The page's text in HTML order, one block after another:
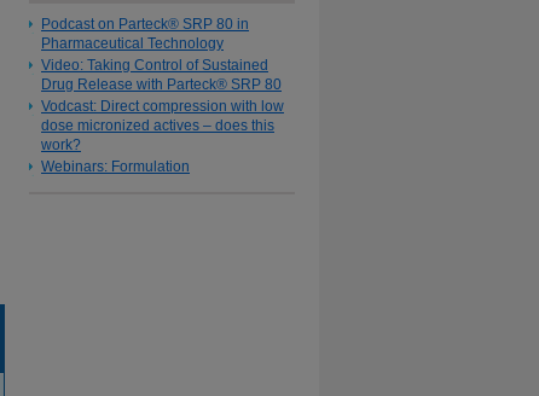
Podcast on Parteck® SRP 80 in
Pharmaceutical Technology
Video: Taking Control of Sustained
Drug Release with Parteck® SRP 80
Vodcast: Direct compression with low
dose micronized actives – does this
work?
Webinars: Formulation